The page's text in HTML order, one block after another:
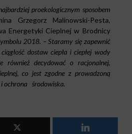
proekologicznym sposobem
Grzegorz Malinowski-Pesta,
Energetyki Cieplnej w Brodnicy
2018. – Staramy się zapewnić
dostaw ciepła i ciepłej wody
również decydować o racjonalnej,
co jest zgodne z prowadzoną
ochrona środowiska.